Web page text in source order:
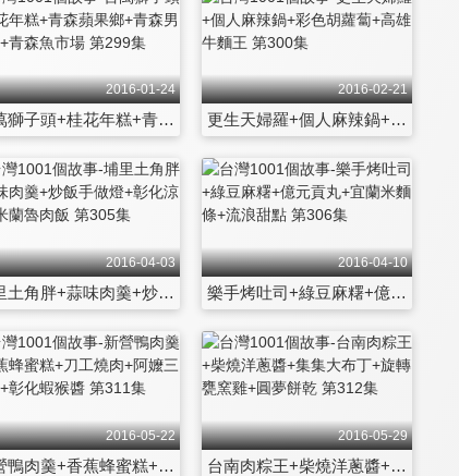
2016-01-24
百萬獅子頭+桂花年糕+青森蘋果鄉+青森男女湯+青森魚市場 第299集
2016-02-21
更生天婦羅+個人麻辣鍋+彩色胡蘿蔔+高雄牛麵王 第300集
2016-04-03
埔里土角胖+蒜味肉羹+炒飯手做燈+彰化涼圓+米蘭魯肉飯 第305集
2016-04-10
樂手烤吐司+綠豆麻糬+億元貢丸+宜蘭米麵條+流浪甜點 第306集
2016-05-22
新營鴨肉羹+香蕉蜂蜜糕+刀工燒肉+阿嬤三明治+彰化蝦猴醬 第311集
2016-05-29
台南肉粽王+柴燒洋蔥醬+集集大布丁+旋轉甕窯雞+圓夢餅乾 第312集